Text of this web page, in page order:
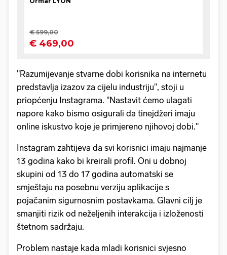
"Razumijevanje stvarne dobi korisnika na internetu
predstavlja izazov za cijelu industriju", stoji u
priopćenju Instagrama. "Nastavit ćemo ulagati
napore kako bismo osigurali da tinejdžeri imaju
online iskustvo koje je primjereno njihovoj dobi."
Instagram zahtijeva da svi korisnici imaju najmanje
13 godina kako bi kreirali profil. Oni u dobnoj
skupini od 13 do 17 godina automatski se
smještaju na posebnu verziju aplikacije s
pojačanim sigurnosnim postavkama. Glavni cilj je
smanjiti rizik od neželjenih interakcija i izloženosti
štetnom sadržaju.
Problem nastaje kada mladi korisnici svjesno